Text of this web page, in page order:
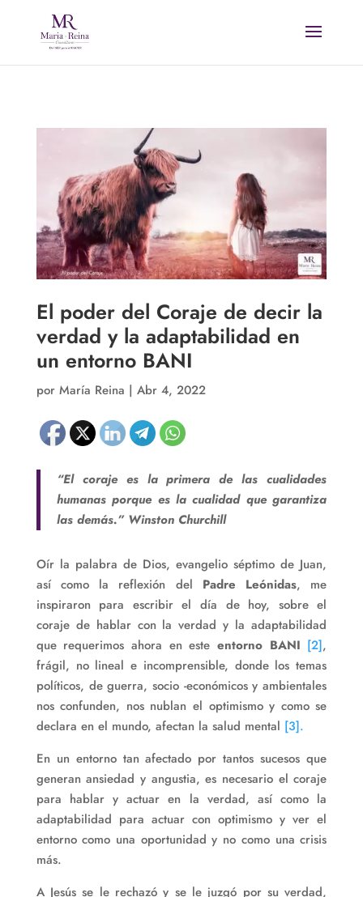
El poder del Coraje de decir la
verdad y la adaptabilidad en
un entorno BANI
por María Reina | Abr 4, 2022
“El coraje es la primera de las cualidades
humanas porque es la cualidad que garantiza
las demás.” Winston Churchill
Oír la palabra de Dios, evangelio séptimo de Juan,
así como la reflexión del Padre Leónidas, me
inspiraron para escribir el día de hoy, sobre el
coraje de hablar con la verdad y la adaptabilidad
que requerimos ahora en este entorno BANI [2],
frágil, no lineal e incomprensible, donde los temas
políticos, de guerra, socio -económicos y ambientales
nos confunden, nos nublan el optimismo y como se
declara en el mundo, afectan la salud mental [3].
En un entorno tan afectado por tantos sucesos que
generan ansiedad y angustia, es necesario el coraje
para hablar y actuar en la verdad, así como la
adaptabilidad para actuar con optimismo y ver el
entorno como una oportunidad y no como una crisis
más.
A Jesús se le rechazó y se le juzgó por su verdad,